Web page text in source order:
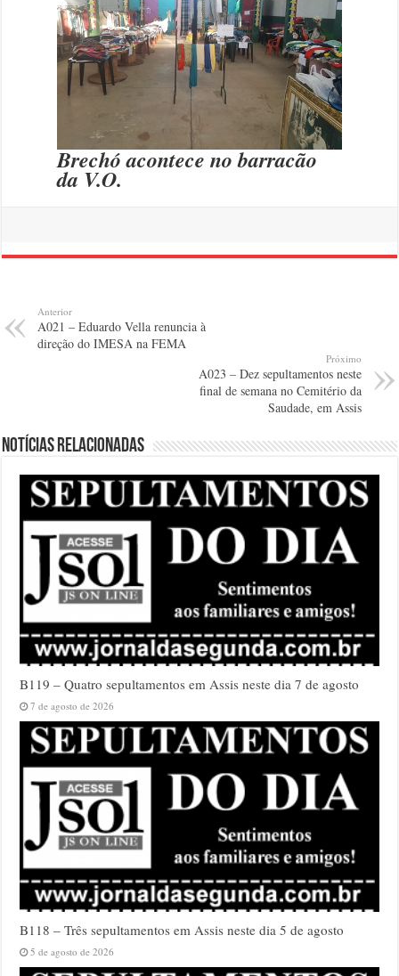
Brechó acontece no barracão
da V.O.
Anterior
A021 – Eduardo Vella renuncia à
direção do IMESA na FEMA
Próximo
A023 – Dez sepultamentos neste
final de semana no Cemitério da
Saudade, em Assis
Notícias relacionadas
B119 – Quatro sepultamentos em Assis neste dia 7 de agosto
7 de agosto de 2026
B118 – Três sepultamentos em Assis neste dia 5 de agosto
5 de agosto de 2026